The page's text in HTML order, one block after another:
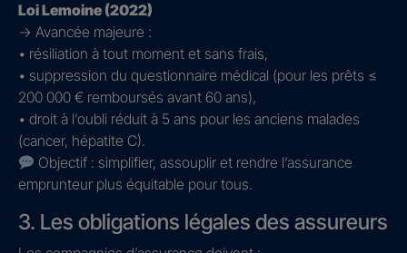
Loi Lemoine (2022)
→ Avancée majeure :
• résiliation à tout moment et sans frais,
• suppression du questionnaire médical (pour les prêts ≤
200 000 € remboursés avant 60 ans),
• droit à l’oubli réduit à 5 ans pour les anciens malades
(cancer, hépatite C).
Objectif : simplifier, assouplir et rendre l’assurance
emprunteur plus équitable pour tous.
3. Les obligations légales des assureurs